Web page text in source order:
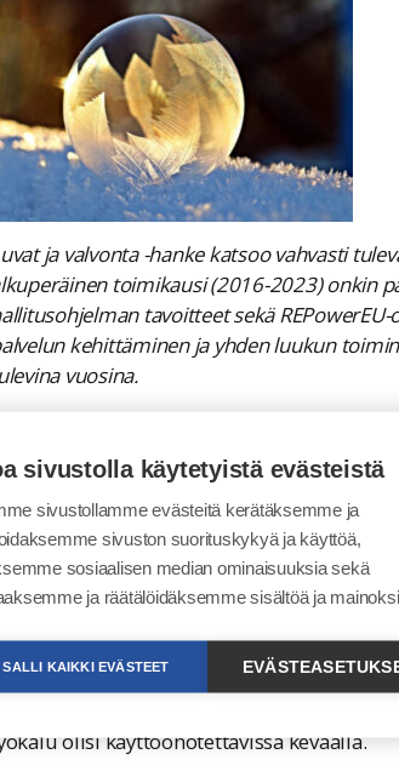
ja valvonta -hanke katsoo vahvasti
toimikausi (2016-2023) onkin
tavoitteet sekä
kehittäminen ja yhden luukun
vuosina.
Tapahtumajärjestämisen kokonaisuuden
vauhdilla ja Tampereen kaupunki ottaa
ja valvonta -palvelun
kohtaan ovat korkealla. ”Kun
ja viranomaisten imagoa. Tampere
että tapahtumajärjestäjille”,
juttutästä. linkki avautuu uuteen ikkunaan
yhteyteen rakennetaan
viranomaisille sähköisen ja ketterän
LaKu -työkalun kehittäminen tulee
olisi käyttöönotettavissa keväällä.
sivustolla käytetyistä evästeistä
sivustollamme evästeitä kerätäksemme ja
sivuston suorituskykyä ja käyttöä,
sosiaalisen median ominaisuuksia sekä
ja räätälöidäksemme sisältöä ja
SALLI KAIKKI EVÄSTEET